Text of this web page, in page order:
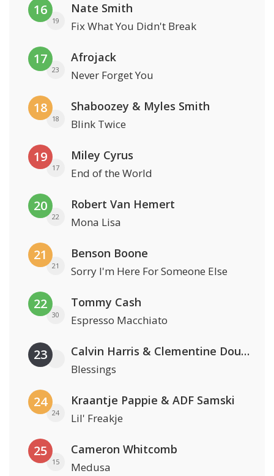
16
19
Nate Smith
Fix What You Didn't Break
17
23
Afrojack
Never Forget You
18
18
Shaboozey & Myles Smith
Blink Twice
19
17
Miley Cyrus
End of the World
20
22
Robert Van Hemert
Mona Lisa
21
21
Benson Boone
Sorry I'm Here For Someone Else
22
30
Tommy Cash
Espresso Macchiato
23 Calvin Harris & Clementine Douglas
Blessings
24
24
Kraantje Pappie & ADF Samski
Lil' Freakje
25
15
Cameron Whitcomb
Medusa